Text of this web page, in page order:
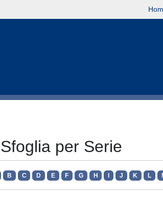
Sfoglia per Serie
B C D E F G H J K L